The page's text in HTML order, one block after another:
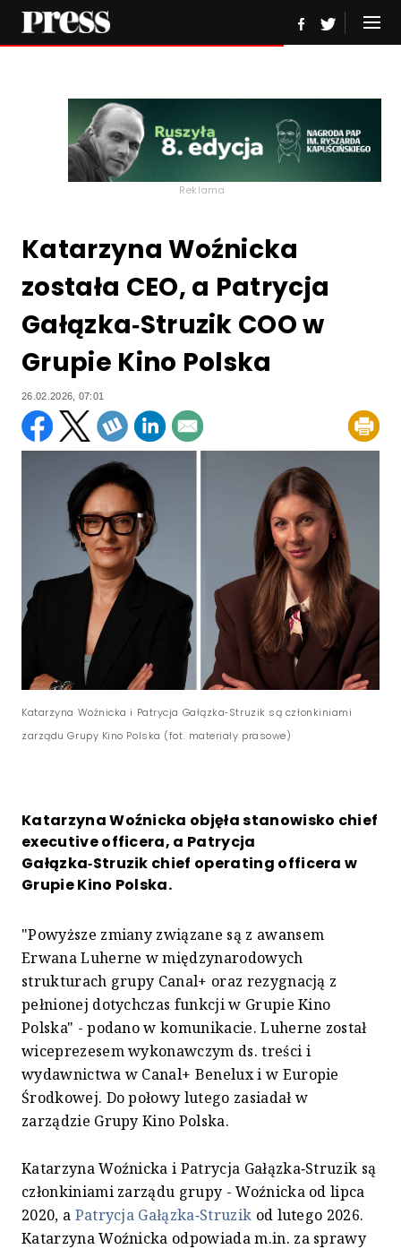
Reklama
Katarzyna Woźnicka
została CEO, a Patrycja
Gałązka‑Struzik COO w
Grupie Kino Polska
26.02.2026, 07:01
Katarzyna Woźnicka i Patrycja Gałązka‑Struzik są członkiniami
zarządu Grupy Kino Polska (fot. materiały prasowe)
Katarzyna Woźnicka objęła stanowisko chief
executive officera, a Patrycja
Gałązka‑Struzik chief operating officera w
Grupie Kino Polska.
"Powyższe zmiany związane są z awansem
Erwana Luherne w międzynarodowych
strukturach grupy Canal+ oraz rezygnacją z
pełnionej dotychczas funkcji w Grupie Kino
Polska" - podano w komunikacie. Luherne został
wiceprezesem wykonawczym ds. treści i
wydawnictwa w Canal+ Benelux i w Europie
Środkowej. Do połowy lutego zasiadał w
zarządzie Grupy Kino Polska.
Katarzyna Woźnicka i Patrycja Gałązka‑Struzik są
członkiniami zarządu grupy - Woźnicka od lipca
2020, a Patrycja Gałązka‑Struzik od lutego 2026.
Katarzyna Woźnicka odpowiada m.in. za sprawy